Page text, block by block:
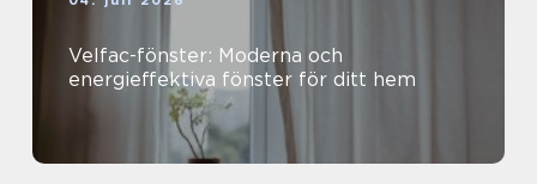
Velfac-fönster: Moderna och
energieffektiva fönster för ditt hem